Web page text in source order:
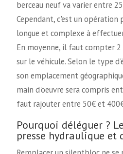
berceau neuf va varier entre
Cependant, c'est un
longue et complexe à
En moyenne, il faut compter
sur le véhicule. Selon le type
son emplacement
main d'oeuvre sera compris
faut rajouter entre 50€ et
Pourquoi déléguer ?
presse hydraulique et